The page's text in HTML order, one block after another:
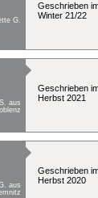
G.
Geschrieben
Winter 21/22
aus
Geschrieben
Herbst 2021
aus
Geschrieben
Herbst 2020